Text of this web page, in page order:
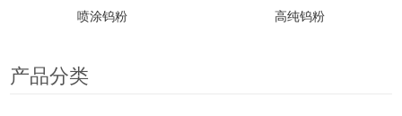
喷涂钨粉 高纯钨粉
产品分类